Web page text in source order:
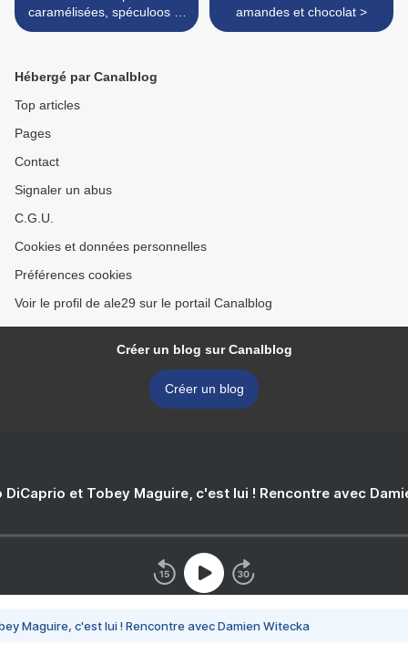
caramélisées, spéculoos et
praliné
amandes et chocolat >
Hébergé par Canalblog
Top articles
Pages
Contact
Signaler un abus
C.G.U.
Cookies et données personnelles
Préférences cookies
Voir le profil de ale29 sur le portail Canalblog
Créer un blog sur Canalblog
Créer un blog
DiCaprio et Tobey Maguire, c'est lui ! Rencontre avec
Maguire, c'est lui ! Rencontre avec Damien Witecka